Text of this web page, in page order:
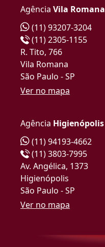
Agência Vila Romana
(11) 93207-3204
(11) 2305-1155
R. Tito, 766
Vila Romana
São Paulo - SP
Ver no mapa
Agência Higienópolis
(11) 94193-4662
(11) 3803-7995
Av. Angélica, 1373
Higienópolis
São Paulo - SP
Ver no mapa